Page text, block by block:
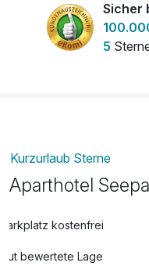
Sicher
5
Kurzurlaub Sterne
Aparthotel
Parkplatz kostenfrei
Gut bewertete Lage